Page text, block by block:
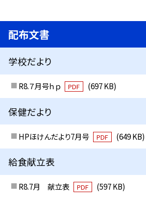
配布文書
学校だより
R8.７月号ｈｐ PDF (697 KB)
保健だより
HPほけんだより7月号 PDF (649 KB)
給食献立表
R8.7月 献立表 PDF
(597 KB)